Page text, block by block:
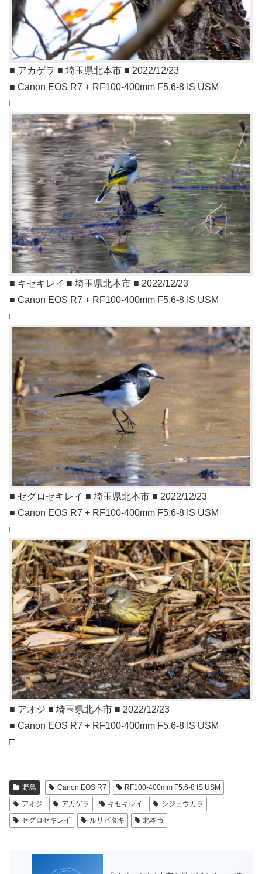
■ アカゲラ ■ 埼玉県北本市 ■ 2022/12/23
■ Canon EOS R7 + RF100-400mm F5.6-8 IS USM
□
■ キセキレイ ■ 埼玉県北本市 ■ 2022/12/23
■ Canon EOS R7 + RF100-400mm F5.6-8 IS USM
□
■ セグロセキレイ ■ 埼玉県北本市 ■ 2022/12/23
■ Canon EOS R7 + RF100-400mm F5.6-8 IS USM
□
■ アオジ ■ 埼玉県北本市 ■ 2022/12/23
■ Canon EOS R7 + RF100-400mm F5.6-8 IS USM
□
野鳥 Canon EOS R7
RF100-400mm F5.6-8 IS USM
アオジ
アカゲラ キセキレイ
シジュウカラ
セグロセキレイ
ルリビタキ 北本市